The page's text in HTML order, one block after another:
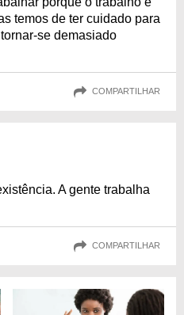
temos de ter cuidado para
se demasiado
COMPARTILHAR
A gente trabalha
COMPARTILHAR